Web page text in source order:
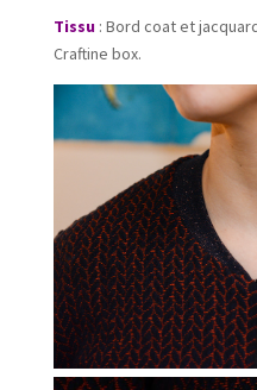
Tissu: Bord coat et
Craftine box.